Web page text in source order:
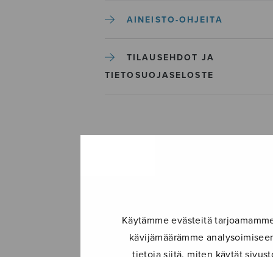
Käytämme evästeitä
kävijämäärämme
tietoja siitä, miten käytät
AINEISTO-OHJEITA
TILAUSEHDOT JA
TIETOSUOJASELOSTE